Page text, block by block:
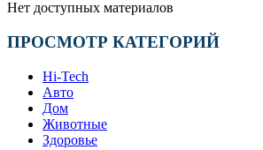
Нет доступных материалов
ПРОСМОТР КАТЕГОРИЙ
Hi-Tech
Авто
Дом
Животные
Здоровье